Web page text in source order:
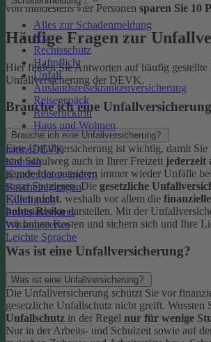
Alles zur Schadenmeldung
Kfz
Rechtsschutz
Haftpflicht
Unfall
Auslandsreisekrankenversicherung
Reisegepäck
Reiserücktritt
Haus und Wohnen
meineDEVK
Kontakt
Kundendaten ändern
Bescheinigungen
Kündigung
Produktservices
Wissenswertes
Leichte Sprache
von mindestens vier Personen sparen Sie 10
Häufige Fragen zur
Hier finden Sie Antworten auf häufig gestellte
Unfallversicherung der DEVK.
Brauche ich eine
Brauche ich eine Unfallversicherung?
Eine Unfallversicherung ist wichtig, damit Sie
und Schulweg auch in Ihrer Freizeit jederzeit
gerade hier passieren immer wieder Unfälle
sogar Spazieren. Die gesetzliche
Fällennicht, weshalb vor allem die
hohes Risikodarstellen. Mit der
vor hohen Kosten und sichern sich und Ihre
Was ist eine Unfallversicherung?
Was ist eine Unfallversicherung?
Die Unfallversicherung schützt Sie vor
gesetzliche Unfallschutz nicht greift. Wussten
Unfallschutz in der Regel nur für wenige
Nur in der Arbeits- und Schulzeit sowie auf